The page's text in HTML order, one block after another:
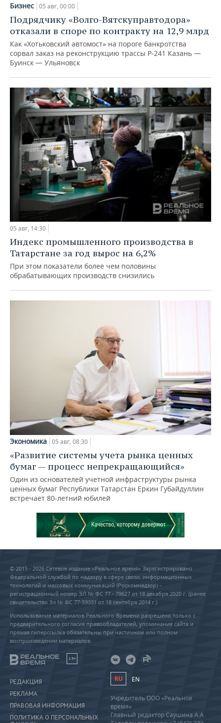
Бизнес 05 авг, 00:00
Подрядчику «Волго-Вятскуправтодора»
отказали в споре по контракту на 12,9 млрд
Как «Хотьковский автомост» на пороге банкротства
сорвал заказ на реконструкцию трассы Р‑241 Казань —
Буинск — Ульяновск
05 авг, 14:30
Индекс промышленного производства в
Татарстане за год вырос на 6,2%
При этом показатели более чем половины
обрабатывающих производств снизились
Экономика 05 авг, 08:30
«Развитие системы учета рынка ценных
бумаг — процесс непрекращающийся»
Один из основателей учетной инфраструктуры рынка
ценных бумаг Республики Татарстан Еркин Губайдуллин
встречает 80-летний юбилей
© 2015 - 2026 Сетевое издание «Реальное время» Зарегистрировано
Федеральной службой по надзору в сфере связи, информационных
технологий и массовых коммуникаций (Роскомнадзор) –
регистрационный номер ЭЛ № ФС 77 - 79627 от 18 декабря 2020 г. (ранее
свидетельство Эл № ФС 77-59331 от 18 сентября 2014 г.)
Использование материалов Реального Времени разрешено только с
предварительного согласия правообладателей, упоминание сайта и
прямая гиперссылка обязательны при частичном или полном
воспроизведении материалов.
18+
РЕДАКЦИЯ
РЕКЛАМА
ПРАВОВАЯ ИНФОРМАЦИЯ
ПОЛИТИКА О ПЕРСОНАЛЬНЫХ
RU EN
Учредитель ООО «Реальное
время»
Главный редактор Саушина А.А.